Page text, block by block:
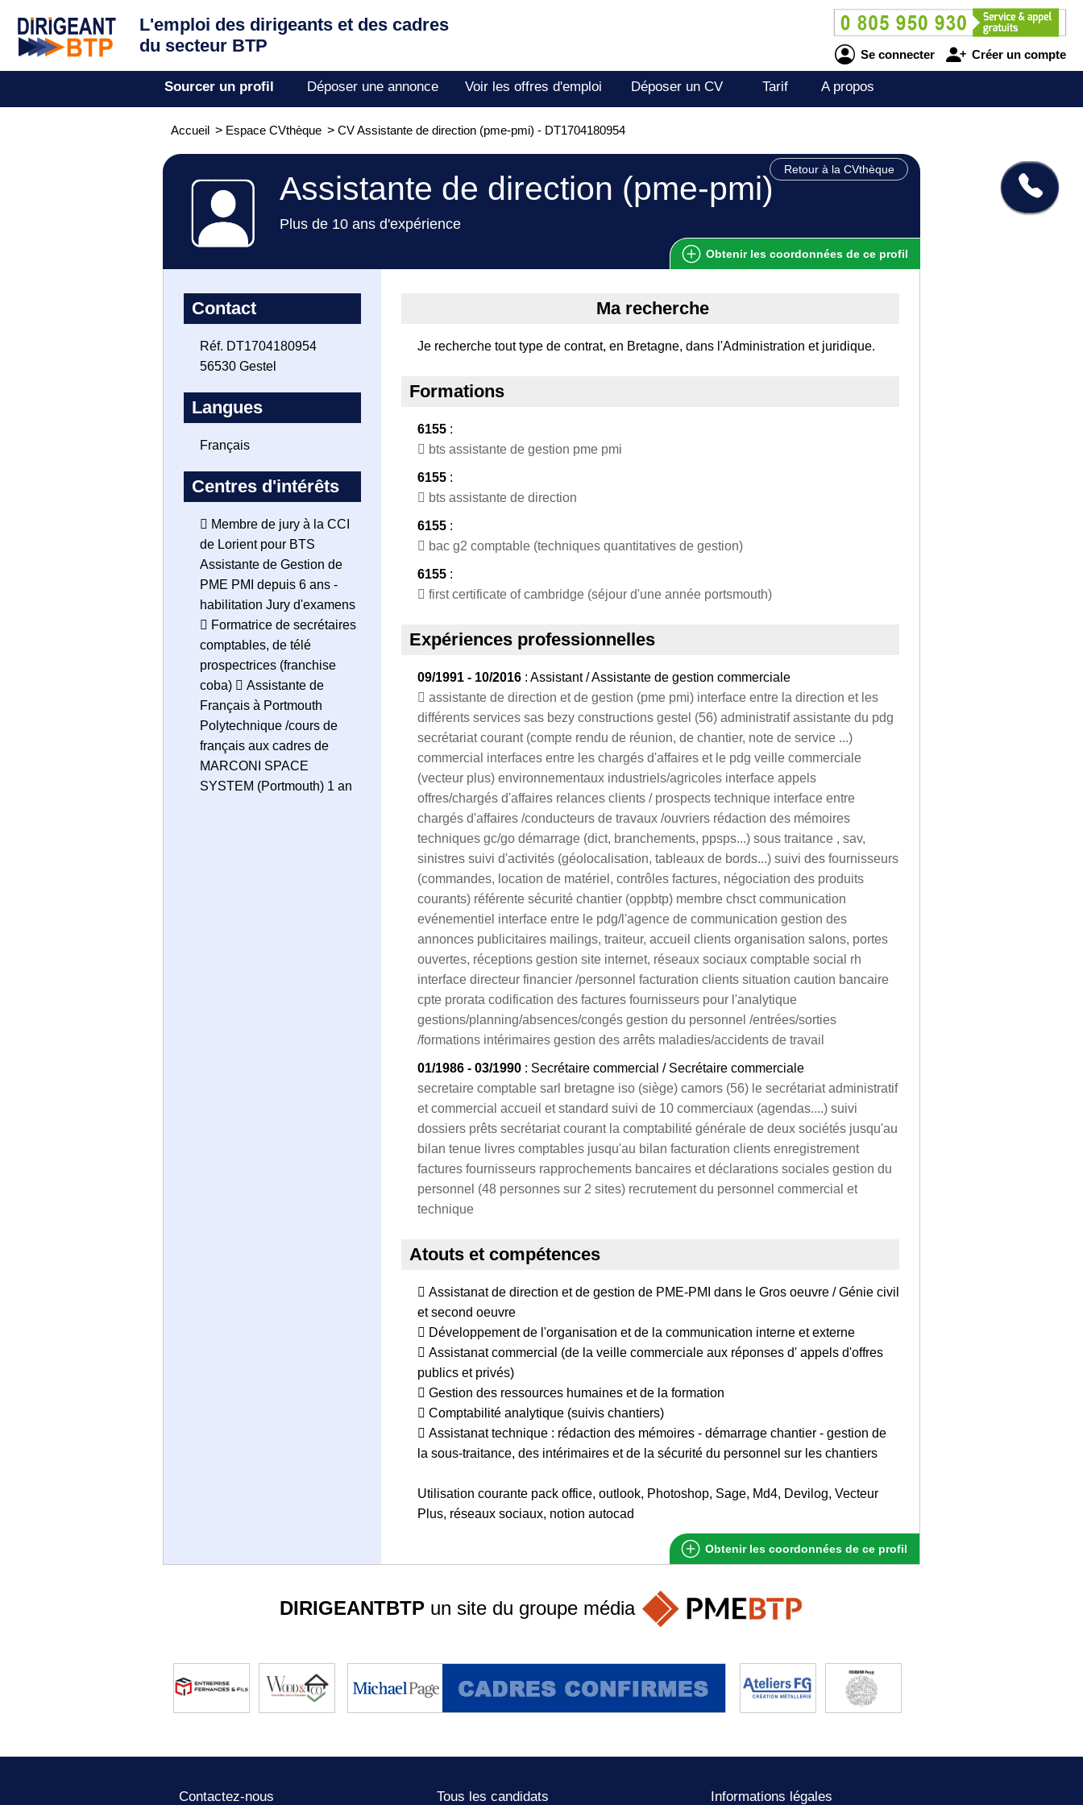
L'emploi des dirigeants et des cadres
du secteur BTP
Se connecter Créer un compte
Sourcer un profil Déposer une annonce Voir les offres d'emploi Déposer un CV Tarif A propos
Accueil > Espace CVthèque > CV Assistante de direction (pme-pmi) - DT1704180954
Retour à la CVthèque
Assistante de direction (pme-pmi)
Plus de 10 ans d'expérience
Obtenir les coordonnées de ce profil
Contact
Réf. DT1704180954
56530 Gestel
Langues
Français
Centres d'intérêts
 Membre de jury à la CCI
de Lorient pour BTS
Assistante de Gestion de
PME PMI depuis 6 ans -
habilitation Jury d'examens
 Formatrice de secrétaires
comptables, de télé
prospectrices (franchise
coba)  Assistante de
Français à Portmouth
Polytechnique /cours de
français aux cadres de
MARCONI SPACE
SYSTEM (Portmouth) 1 an
Ma recherche
Je recherche tout type de contrat, en Bretagne, dans l'Administration et juridique.
Formations
6155 :
 bts assistante de gestion pme pmi
6155 :
 bts assistante de direction
6155 :
 bac g2 comptable (techniques quantitatives de gestion)
6155 :
 first certificate of cambridge (séjour d'une année portsmouth)
Expériences professionnelles
09/1991 - 10/2016 : Assistant / Assistante de gestion commerciale
 assistante de direction et de gestion (pme pmi) interface entre la direction et les
différents services sas bezy constructions gestel (56) administratif assistante du pdg
secrétariat courant (compte rendu de réunion, de chantier, note de service ...)
commercial interfaces entre les chargés d'affaires et le pdg veille commerciale
(vecteur plus) environnementaux industriels/agricoles interface appels
offres/chargés d'affaires relances clients / prospects technique interface entre
chargés d'affaires /conducteurs de travaux /ouvriers rédaction des mémoires
techniques gc/go démarrage (dict, branchements, ppsps...) sous traitance , sav,
sinistres suivi d'activités (géolocalisation, tableaux de bords...) suivi des fournisseurs
(commandes, location de matériel, contrôles factures, négociation des produits
courants) référente sécurité chantier (oppbtp) membre chsct communication
evénementiel interface entre le pdg/l'agence de communication gestion des
annonces publicitaires mailings, traiteur, accueil clients organisation salons, portes
ouvertes, réceptions gestion site internet, réseaux sociaux comptable social rh
interface directeur financier /personnel facturation clients situation caution bancaire
cpte prorata codification des factures fournisseurs pour l'analytique
gestions/planning/absences/congés gestion du personnel /entrées/sorties
/formations intérimaires gestion des arrêts maladies/accidents de travail
01/1986 - 03/1990 : Secrétaire commercial / Secrétaire commerciale
secretaire comptable sarl bretagne iso (siège) camors (56) le secrétariat administratif
et commercial accueil et standard suivi de 10 commerciaux (agendas....) suivi
dossiers prêts secrétariat courant la comptabilité générale de deux sociétés jusqu'au
bilan tenue livres comptables jusqu'au bilan facturation clients enregistrement
factures fournisseurs rapprochements bancaires et déclarations sociales gestion du
personnel (48 personnes sur 2 sites) recrutement du personnel commercial et
technique
Atouts et compétences
 Assistanat de direction et de gestion de PME-PMI dans le Gros oeuvre / Génie civil
et second oeuvre
 Développement de l'organisation et de la communication interne et externe
 Assistanat commercial (de la veille commerciale aux réponses d' appels d'offres
publics et privés)
 Gestion des ressources humaines et de la formation
 Comptabilité analytique (suivis chantiers)
 Assistanat technique : rédaction des mémoires - démarrage chantier - gestion de
la sous-traitance, des intérimaires et de la sécurité du personnel sur les chantiers
Utilisation courante pack office, outlook, Photoshop, Sage, Md4, Devilog, Vecteur
Plus, réseaux sociaux, notion autocad
Obtenir les coordonnées de ce profil
DIRIGEANTBTPun site du groupe média
Contactez-nous Tous les candidats Informations légales